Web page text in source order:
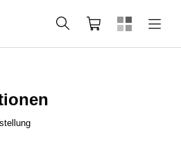
Suche Warenkorb